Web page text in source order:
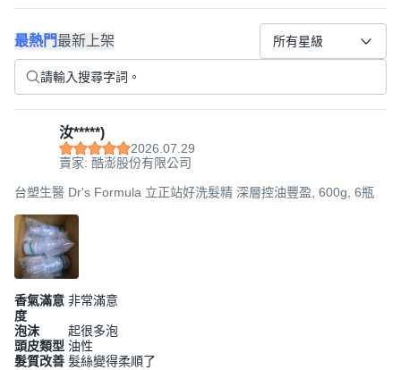
最熱門最新上架 所有星級
汝*****)
2026.07.29
賣家: 酷澎股份有限公司
台塑生醫 Dr's Formula 立正站好洗髮精 深層控油豐盈, 600g, 6瓶
香氣滿意
度
非常滿意
泡沫
起很多泡
頭皮類型 油性
髮質改善 髮絲變得柔順了